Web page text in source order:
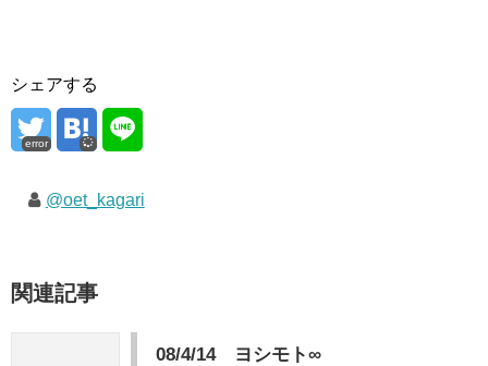
シェアする
error
@oet_kagari
関連記事
08/4/14 ヨシモト∞